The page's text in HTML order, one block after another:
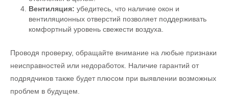
Вентиляция: убедитесь, что наличие окон и
вентиляционных отверстий позволяет поддерживать
комфортный уровень свежести воздуха.
Проводя проверку, обращайте внимание на любые признаки
неисправностей или недоработок. Наличие гарантий от
подрядчиков также будет плюсом при выявлении возможных
проблем в будущем.